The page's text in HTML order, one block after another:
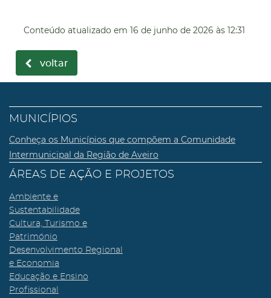
Conteúdo atualizado em 16 de junho de 2026 às 12:31
voltar
MUNICÍPIOS
Conheça os Municípios que compõem a Comunidade
Intermunicipal da Região de Aveiro
ÁREAS DE AÇÃO E PROJETOS
Ambiente e
Sustentabilidade
Cultura, Turismo e
Património
Desenvolvimento Regional
e Economia
Educação e Ensino
Profissional